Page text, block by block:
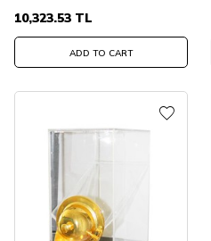
10,323.53 TL
ADD TO CART